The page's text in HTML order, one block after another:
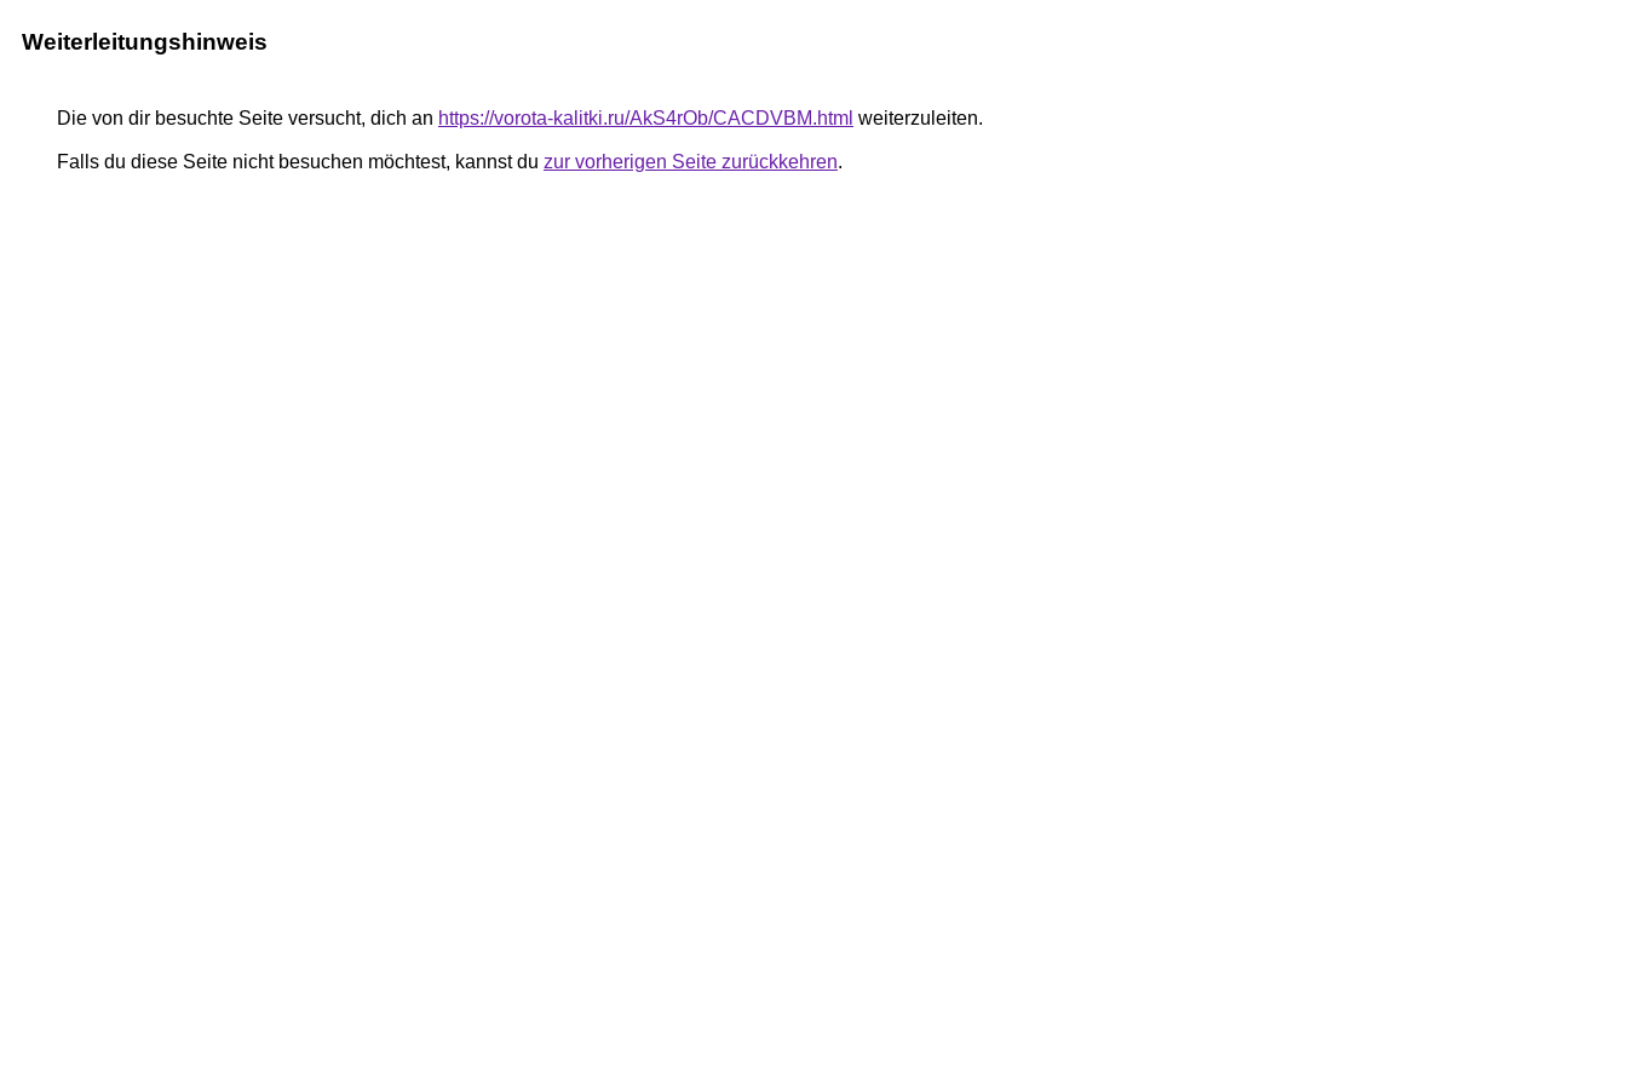
Weiterleitungshinweis
Die von dir besuchte Seite versucht, dich an https://vorota-kalitki.ru/AkS4rOb/CACDVBM.html weiterzuleiten.
Falls du diese Seite nicht besuchen möchtest, kannst du zur vorherigen Seite zurückkehren.